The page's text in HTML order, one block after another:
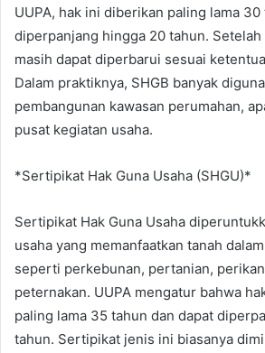
UUPA, hak ini diberikan paling lama
diperpanjang hingga 20 tahun.
masih dapat diperbarui sesuai
Dalam praktiknya, SHGB banyak
pembangunan kawasan perumahan,
pusat kegiatan usaha.
*Sertipikat Hak Guna Usaha (SHGU)*
Sertipikat Hak Guna Usaha
usaha yang memanfaatkan tanah
seperti perkebunan, pertanian,
peternakan. UUPA mengatur bahwa
paling lama 35 tahun dan dapat
tahun. Sertipikat jenis ini biasanya